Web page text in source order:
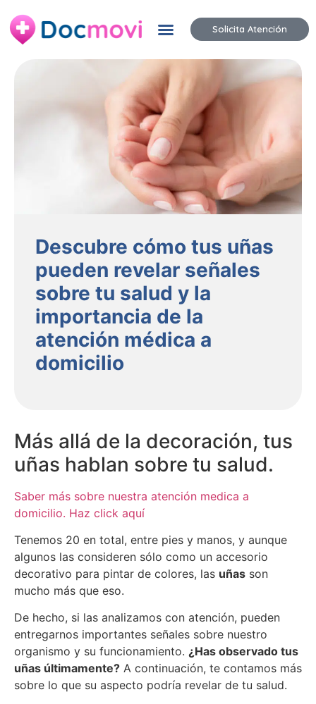
Solicita Atención
Descubre cómo tus uñas
pueden revelar señales
sobre tu salud y la
importancia de la
atención médica a
domicilio
Más allá de la decoración, tus
uñas hablan sobre tu salud.
Saber más sobre nuestra atención medica a
domicilio. Haz click aquí
Tenemos 20 en total, entre pies y manos, y aunque
algunos las consideren sólo como un accesorio
decorativo para pintar de colores, las uñas son
mucho más que eso.
De hecho, si las analizamos con atención, pueden
entregarnos importantes señales sobre nuestro
organismo y su funcionamiento. ¿Has observado tus
uñas últimamente? A continuación, te contamos más
sobre lo que su aspecto podría revelar de tu salud.